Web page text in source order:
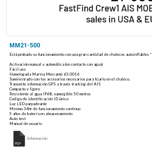
MM21-500
Está probado su funcionamiento con una gran cantidad de chalecos autoinflables *
Activación manual y automática (en contacto con agua)
Fácil uso
Homologada Marina Mercante 63.0016
Suministrado con los accesorios necesarios para fijarlo en el chaleco.
Transmite información GPS a través tracking del AIS
Compacto y ligero
Resistente al agua IP68, sumergible 50 metros
Codigo de identificación ID único
Luz LED parpadeante
Minimo 36hr de funcionamiento continuo
5 años de batería en almacenamiento
Auto test
Manual de usuario
Información